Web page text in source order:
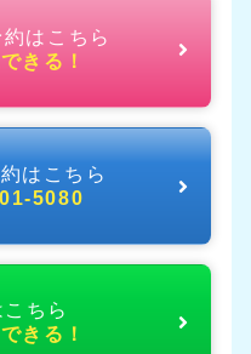
はこちら
きる！
はこちら
5080
ちら
きる！